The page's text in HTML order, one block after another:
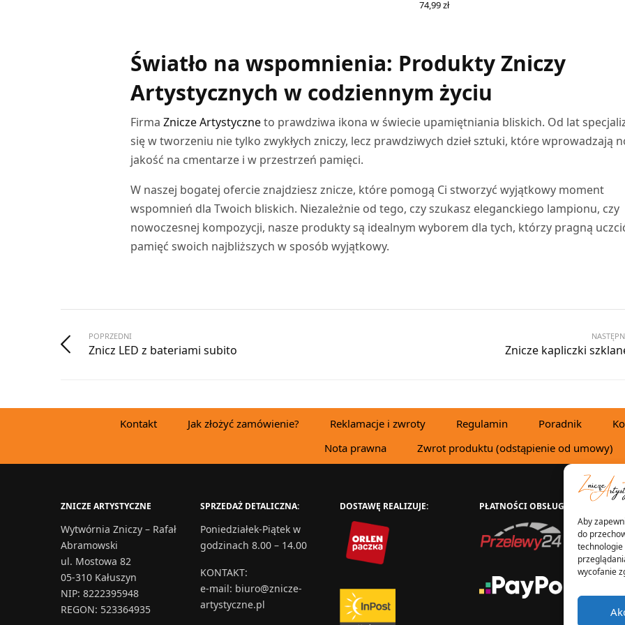
Aby
do
technologie
wycofanie
74,99zł
Światło na wspomnienia: Produkty Zniczy
Artystycznych w codziennym życiu
FirmaZnicze Artystyczneto prawdziwa ikona w świecie upamiętniania bliskich. Od lat
się w tworzeniu nie tylko zwykłych zniczy, lecz prawdziwych dzieł sztuki, które wprowadzają
jakość na cmentarze i w przestrzeń pamięci.
W naszej bogatej ofercie znajdziesz znicze, które pomogą Ci stworzyć wyjątkowy moment
wspomnień dla Twoich bliskich. Niezależnie od tego, czy szukasz eleganckiego lampionu, czy
nowoczesnej kompozycji, nasze produkty są idealnym wyborem dla tych, którzy pragną
pamięć swoich najbliższych w sposób wyjątkowy.
POPRZEDNI
Znicz LED z bateriami subito Znicze kapliczki
Kontakt Jak złożyć zamówienie? Reklamacje i zwroty Regulamin Poradnik
Nota prawna
Zwrot produktu (odstąpienie od umowy)
ZNICZE ARTYSTYCZNE
Wytwórnia Zniczy – Rafał
Abramowski
ul. Mostowa 82
05-310 Kałuszyn
NIP: 8222395948
REGON: 523364935
SPRZEDAŻ DETALICZNA:
Poniedziałek-Piątek w
godzinach 8.00 – 14.00
KONTAKT:
e-mail: biuro@znicze-
artystyczne.pl
DOSTAWĘ REALIZUJE: PŁATNOŚCI OBSŁUGUJE: